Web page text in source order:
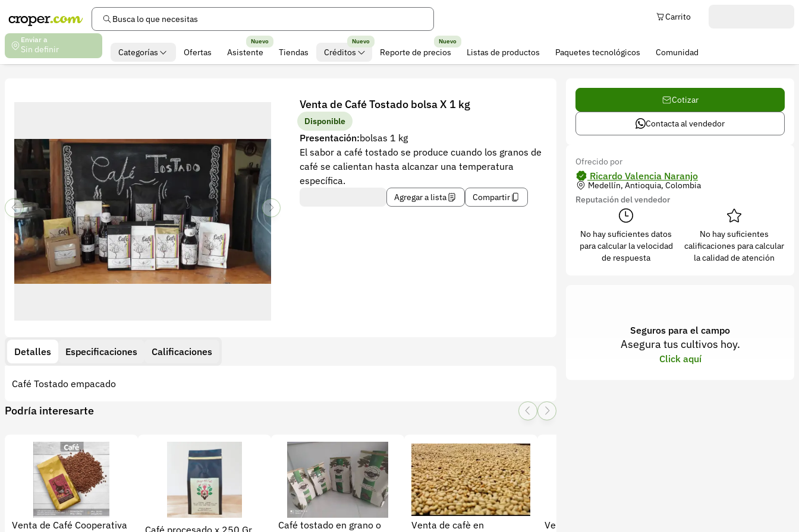
Busca lo que necesitas
Enviar a
Sin definir
Carrito
Categorías Ofertas Asistente
Nuevo
Tiendas Créditos
Nuevo
Reporte de precios
Nuevo
Listas de productos Paquetes tecnológicos Comunidad
Venta de Café Tostado bolsa X 1 kg
Disponible
Presentación:bolsas 1 kg
El sabor a café tostado se produce cuando los granos de
café se calientan hasta alcanzar una temperatura
específica.
Agregar a lista Compartir
Detalles Especificaciones Calificaciones
Café Tostado empacado
Podría interesarte
Venta de Café Cooperativa Café procesado x 250 Gr Café tostado en grano o Venta de cafè en Venta de Café Lavado Olga
Cotizar
Contacta al vendedor
Ofrecido por
Ricardo Valencia Naranjo
Medellín, Antioquia, Colombia
Reputación del vendedor
No hay suficientes datos
para calcular la velocidad
de respuesta
No hay suficientes
calificaciones para calcular
la calidad de atención
Seguros para el campo
Asegura tus cultivos hoy.
Click aquí